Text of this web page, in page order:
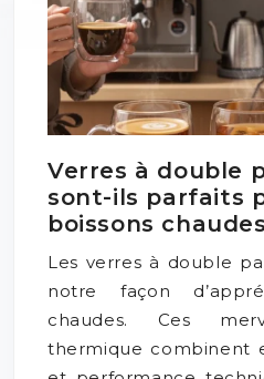
Verres à double
sont-ils parfaits
boissons
Les verres à double
notre façon
chaudes. Ces
thermique combinent